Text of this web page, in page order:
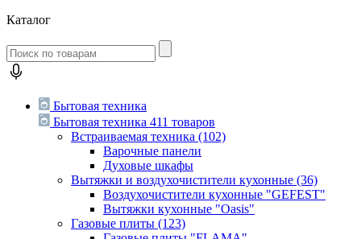
Каталог
Бытовая техника
Бытовая техника 411 товаров
Встраиваемая техника (102)
Варочные панели
Духовые шкафы
Вытяжки и воздухочистители кухонные (36)
Воздухочистители кухонные "GEFEST"
Вытяжки кухонные "Oasis"
Газовые плиты (123)